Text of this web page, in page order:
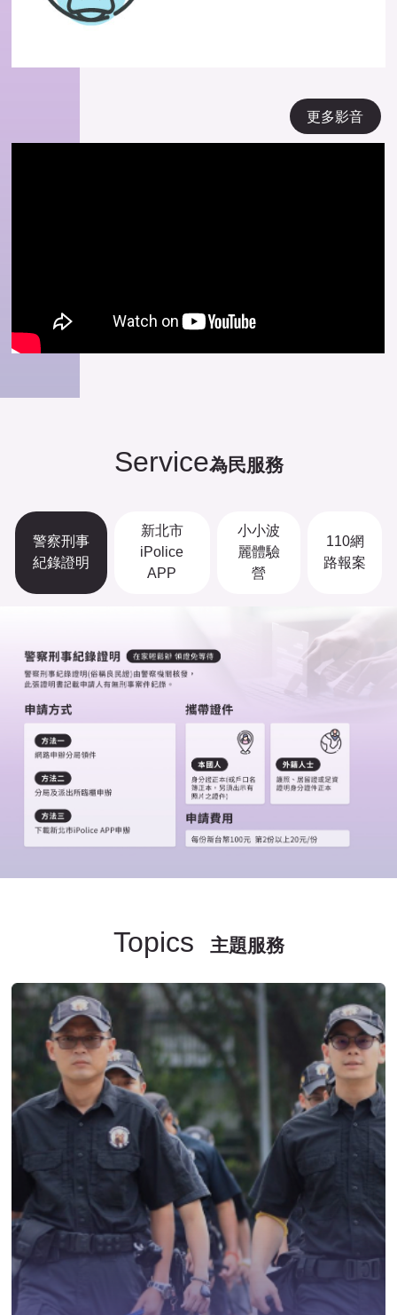
更多影音
Service為民服務
警察刑事
紀錄證明
新北市
iPolice
APP
小小波
麗體驗
營
110網
路報案
Topics 主題服務